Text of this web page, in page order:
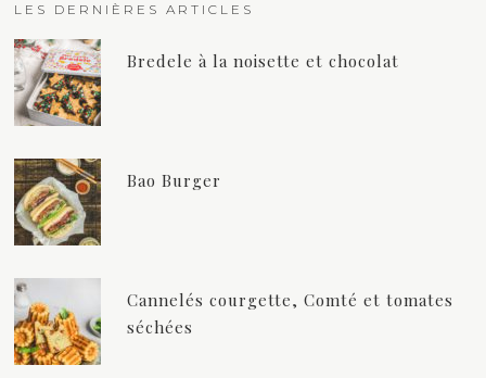
LES DERNIÈRES ARTICLES
Bredele à la noisette et chocolat
Bao Burger
Cannelés courgette, Comté et tomates
séchées